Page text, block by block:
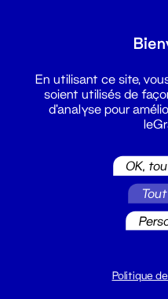
billetterie@leGrandT.fr
Du lundi au vendredi 14h →
En utilisant ce site,
soient utilisés de
d'analyse pour
OK,
Politique